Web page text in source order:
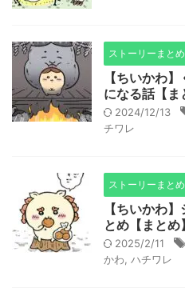
ストーリーまとめ
【ちいかわ
になる話【ま
2024/12/13
チワレ
ストーリーまとめ
【ちいかわ
とめ【まとめ】
2025/2/11
かわ ハチワレ